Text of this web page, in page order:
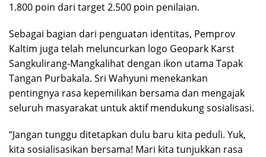
1.800 poin dari target 2.500 poin penilaian.
Sebagai bagian dari penguatan identitas, Pemprov
Kaltim juga telah meluncurkan logo Geopark Karst
Sangkulirang-Mangkalihat dengan ikon utama Tapak
Tangan Purbakala. Sri Wahyuni menekankan
pentingnya rasa kepemilikan bersama dan mengajak
seluruh masyarakat untuk aktif mendukung sosialisasi.
“Jangan tunggu ditetapkan dulu baru kita peduli. Yuk,
kita sosialisasikan bersama! Mari kita tunjukkan rasa